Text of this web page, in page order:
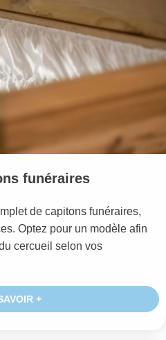
funéraires
de capitons funéraires,
Optez pour un modèle afin
cercueil selon vos
+